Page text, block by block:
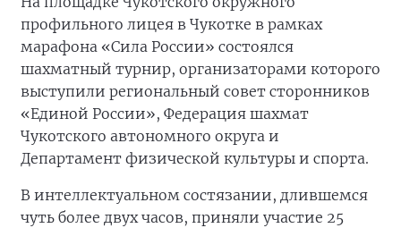
профильного лицея в Чукотке в рамках
марафона «Сила России» состоялся
шахматный турнир, организаторами которого
выступили региональный совет сторонников
«Единой России», Федерация шахмат
Чукотского автономного округа и
Департамент физической культуры и спорта.
В интеллектуальном состязании, длившемся
чуть более двух часов, приняли участие 25